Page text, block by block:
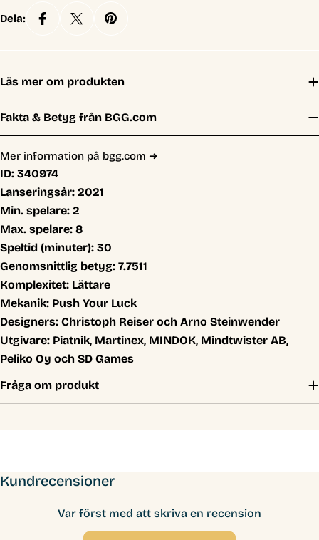
Dela:
Läs mer om produkten
Fakta & Betyg från BGG.com
Mer information på bgg.com ➜
ID: 340974
Lanseringsår: 2021
Min. spelare: 2
Max. spelare: 8
Speltid (minuter): 30
Genomsnittlig betyg: 7.7511
Komplexitet: Lättare
Mekanik: Push Your Luck
Designers: Christoph Reiser och Arno Steinwender
Utgivare: Piatnik, Martinex, MINDOK, Mindtwister AB,
Peliko Oy och SD Games
Fråga om produkt
Kundrecensioner
Var först med att skriva en recension